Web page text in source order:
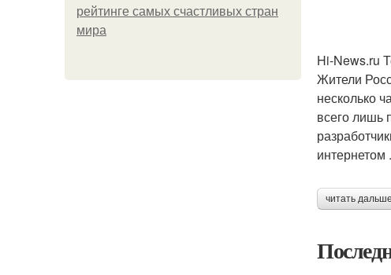
рейтинге самых счастливых стран
мира
Hi-News.ru
Жители
несколько
всего лишь
читать